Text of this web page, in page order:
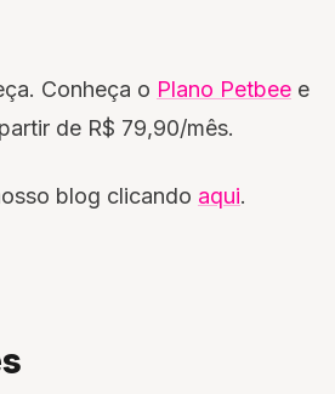
Conheça o Plano Petbee e
de R$ 79,90/mês.
blog clicando aqui.